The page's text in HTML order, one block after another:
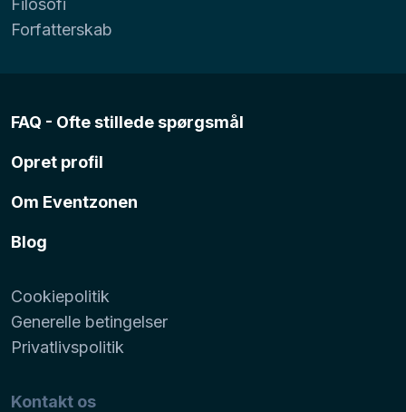
Filosofi
Forfatterskab
FAQ - Ofte stillede spørgsmål
Opret profil
Om Eventzonen
Blog
Cookiepolitik
Generelle betingelser
Privatlivspolitik
Kontakt os